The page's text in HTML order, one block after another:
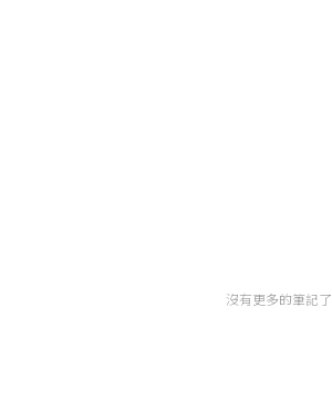
沒有更多的筆記了